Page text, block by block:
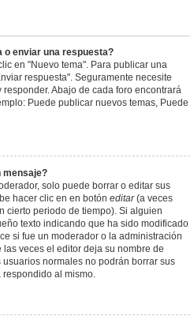
o enviar una respuesta?
en "Nuevo tema". Para publicar una
respuesta". Seguramente necesite
Abajo de cada foro encontrará
Puede publicar nuevos temas, Puede
mensaje?
solo puede borrar o editar sus
hacer clic en en botón editar(a veces
cierto periodo de tiempo). Si alguien
texto indicando que ha sido modificado
si fue un moderador o la administración
veces el editor deja su nombre de
normales no podrán borrar sus
al mismo.